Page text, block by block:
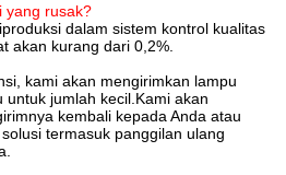
yang rusak?
dalam sistem kontrol kualitas
akan kurang dari 0,2%.
kami akan mengirimkan lampu
jumlah kecil.Kami akan
kembali kepada Anda atau
termasuk panggilan ulang